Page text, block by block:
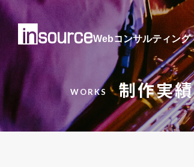
Webコンサルティング
WORKS 制作実績